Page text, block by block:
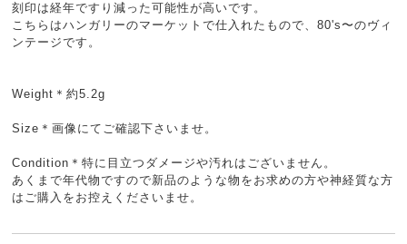
刻印は経年ですり減った可能性が高いです。
こちらはハンガリーのマーケットで仕入れたもので、80's〜のヴィ
ンテージです。
Weight＊約5.2g
Size＊画像にてご確認下さいませ。
Condition＊特に目立つダメージや汚れはございません。
あくまで年代物ですので新品のような物をお求めの方や神経質な方
はご購入をお控えくださいませ。